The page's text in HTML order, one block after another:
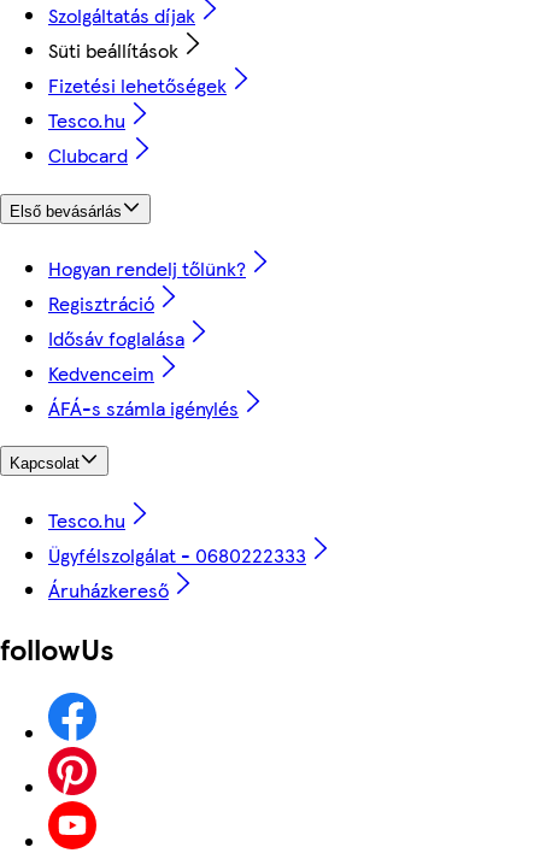
Szolgáltatás díjak
Süti beállítások
Fizetési lehetőségek
Tesco.hu
Clubcard
Első bevásárlás
Hogyan rendelj tőlünk?
Regisztráció
Idősáv foglalása
Kedvenceim
ÁFÁ-s számla igénylés
Kapcsolat
Tesco.hu
Ügyfélszolgálat - 0680222333
Áruházkereső
followUs